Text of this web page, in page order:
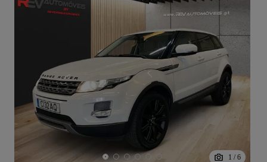
1 / 6